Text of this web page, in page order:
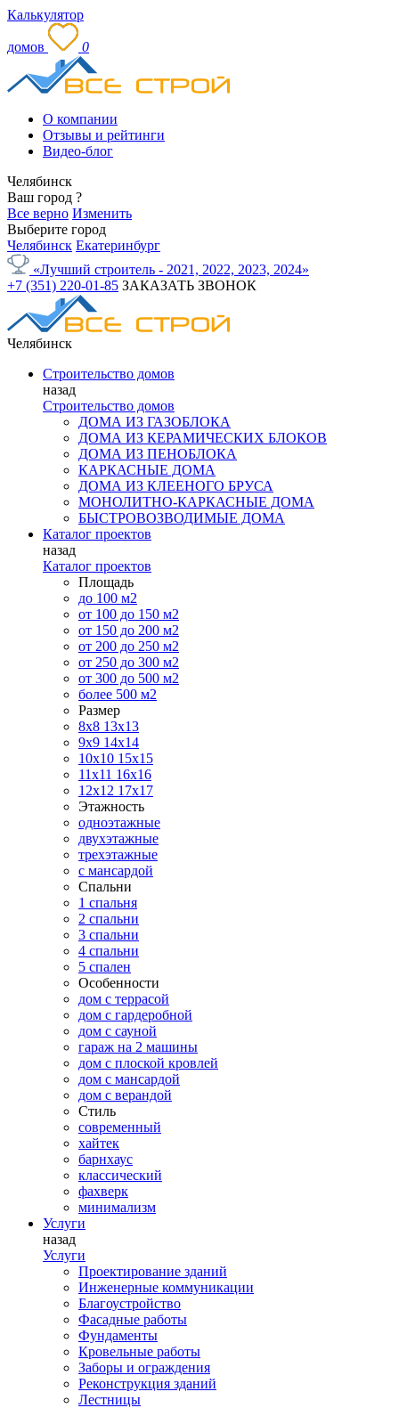
Калькулятор
домов 0
О компании
Отзывы и рейтинги
Видео-блог
Челябинск
Ваш город ?
Все верно Изменить
Выберите город
Челябинск Екатеринбург
«Лучший строитель - 2021, 2022, 2023, 2024»
+7 (351) 220-01-85 ЗАКАЗАТЬ ЗВОНОК
Челябинск
Строительство домов
назад
Строительство домов
ДОМА ИЗ ГАЗОБЛОКА
ДОМА ИЗ КЕРАМИЧЕСКИХ БЛОКОВ
ДОМА ИЗ ПЕНОБЛОКА
КАРКАСНЫЕ ДОМА
ДОМА ИЗ КЛЕЕНОГО БРУСА
МОНОЛИТНО-КАРКАСНЫЕ ДОМА
БЫСТРОВОЗВОДИМЫЕ ДОМА
Каталог проектов
назад
Каталог проектов
Площадь
до 100 м2
от 100 до 150 м2
от 150 до 200 м2
от 200 до 250 м2
от 250 до 300 м2
от 300 до 500 м2
более 500 м2
Размер
8х8 13х13
9х9 14х14
10х10 15х15
11x11 16х16
12х12 17х17
Этажность
одноэтажные
двухэтажные
трехэтажные
с мансардой
Спальни
1 спальня
2 спальни
3 спальни
4 спальни
5 спален
Особенности
дом с террасой
дом с гардеробной
дом с сауной
гараж на 2 машины
дом с плоской кровлей
дом с мансардой
дом с верандой
Стиль
современный
хайтек
барнхаус
классический
фахверк
минимализм
Услуги
назад
Услуги
Проектирование зданий
Инженерные коммуникации
Благоустройство
Фасадные работы
Фундаменты
Кровельные работы
Заборы и ограждения
Реконструкция зданий
Лестницы